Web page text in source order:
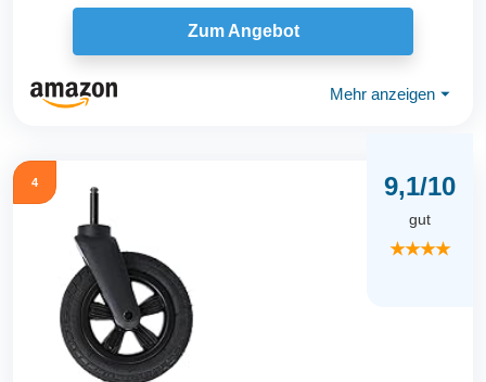
Zum Angebot
Mehr anzeigen ⏷
4 9,1/10
gut
★★★★